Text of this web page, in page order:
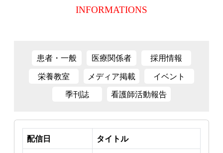
INFORMATIONS
患者・一般 医療関係者
採用情報
栄養教室
メディア掲載
イベント
季刊誌
看護師活動報告
配信日
タイトル